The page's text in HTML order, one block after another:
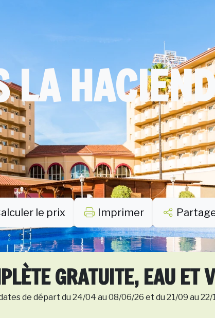
LA
le prix Imprimer
GRATUITE, EAU ET
de départ du 24/04 au 08/06/26 et du 21/09 au 22/